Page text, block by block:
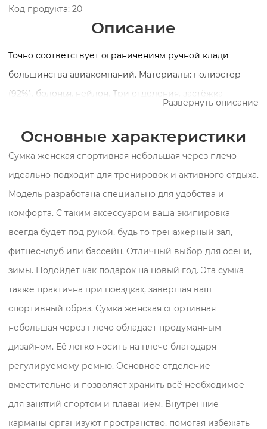
Код продукта: 20
Описание
Точно соответствует ограничениям ручной клади
большинства авиакомпаний. Материалы: полиэстер
(92%), болонья, нейлон. Три отделения, застёжка-
боковой наружный карман. Влагозащитная, легко
моется. Размер 45×30×25 см, вес 325 г. В комплекте
молочный, белый.
Развернуть описание
Основные характеристики
Сумка женская спортивная небольшая через плечо
идеально подходит для тренировок и активного отдыха.
Модель разработана специально для удобства и
комфорта. С таким аксессуаром ваша экипировка
всегда будет под рукой, будь то тренажерный зал,
фитнес-клуб или бассейн. Отличный выбор для осени,
зимы. Подойдет как подарок на новый год. Эта сумка
также практична при поездках, завершая ваш
спортивный образ. Сумка женская спортивная
небольшая через плечо обладает продуманным
дизайном. Её легко носить на плече благодаря
регулируемому ремню. Основное отделение
вместительно и позволяет хранить всё необходимое
для занятий спортом и плаванием. Внутренние
карманы организуют пространство, помогая избежать